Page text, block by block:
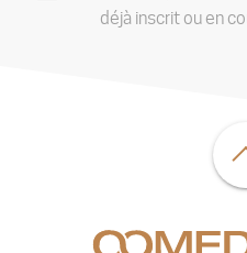
déjà inscrit ou en